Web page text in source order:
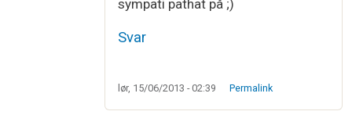
sympati pathat på ;)
Svar
lør, 15/06/2013 - 02:39 Permalink